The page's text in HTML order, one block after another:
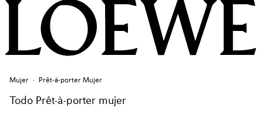
Mujer Prêt-à-porter Mujer
Todo Prêt-à-porter mujer